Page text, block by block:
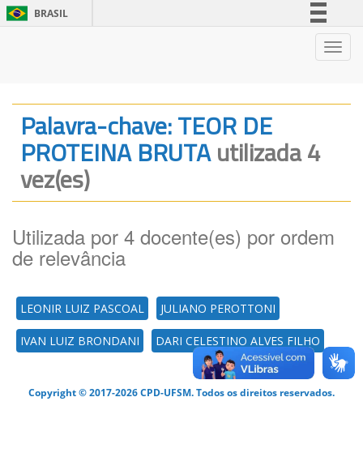
BRASIL
Legislação
Canais
Palavra-chave: TEOR DE
PROTEINA BRUTAutilizada 4
vez(es)
Utilizada por 4 docente(es) por ordem
de relevância
LEONIR LUIZ PASCOAL JULIANO PEROTTONI
IVAN LUIZ BRONDANI DARI CELESTINO ALVES FILHO
Copyright © 2017-2026 CPD-UFSM. Todos os direitos reservados.